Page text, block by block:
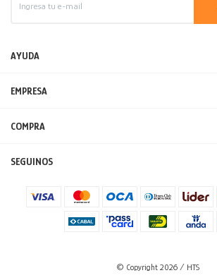
AYUDA
EMPRESA
COMPRA
SEGUINOS
© Copyright 2026 / HTS